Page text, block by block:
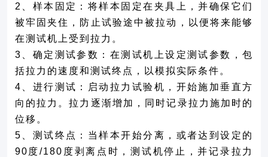
2
、样本固定：将样本固定在夹具上，并确保它们
被牢固夹住，防止试验途中被拉动，以便将来能够
在测试机上受到拉力。
3
、确定测试参数：在测试机上设定测试参数，包
括拉力的速度和测试终点，以模拟实际条件。
4
、进行测试：启动拉力试验机，开始施加垂直方
向的拉力。拉力逐渐增加，同时记录拉力施加时的
位移。
5
、测试终点：当样本开始分离，或者达到设定的
90度/180度剥离点时，测试机停止，并记录拉力